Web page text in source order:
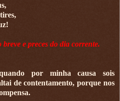
e preces do dia corrente.
por minha causa sois
de contentamento, porque nos